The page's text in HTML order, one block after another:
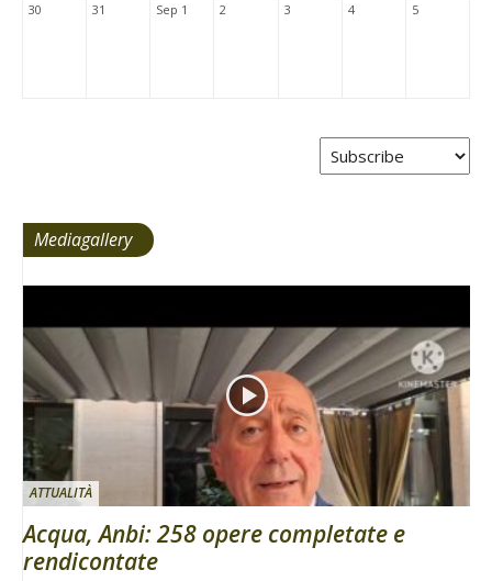
30 31 Sep 1 2 3 4 5
Mediagallery
ATTUALITÀ
Acqua, Anbi: 258 opere completate e
rendicontate